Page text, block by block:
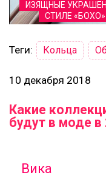
ИЗЯЩНЫЕ
СТИЛЕ «БОХО»
Теги: Кольца
10 декабря 2018
Какие
будут в моде
Вика